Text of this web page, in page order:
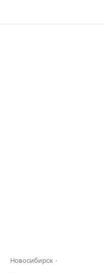
Новосибирск